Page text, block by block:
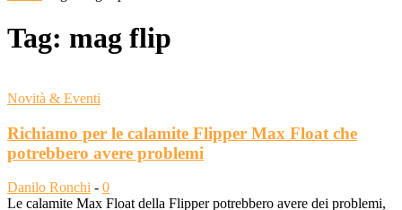
Tag: mag flip
Novità & Eventi
Richiamo per le calamite Flipper Max Float che
potrebbero avere problemi
Danilo Ronchi - 0
Le calamite Max Float della Flipper potrebbero avere dei problemi,